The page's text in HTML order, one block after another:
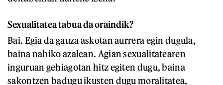
Sexualitatea tabua da oraindik?
Bai. Egia da gauza askotan aurrera egin dugula,
baina nahiko azalean. Agian sexualitatearen
inguruan gehiagotan hitz egiten dugu, baina
sakontzen badugu ikusten dugu moralitatea,